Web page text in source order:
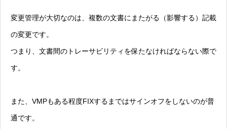
変更管理が大切なのは、複数の文書にまたがる（影響する）記載
の変更です。
つまり、文書間のトレーサビリティを保たなければならない際で
す。
また、VMPもある程度FIXするまではサインオフをしないのが普
通です。